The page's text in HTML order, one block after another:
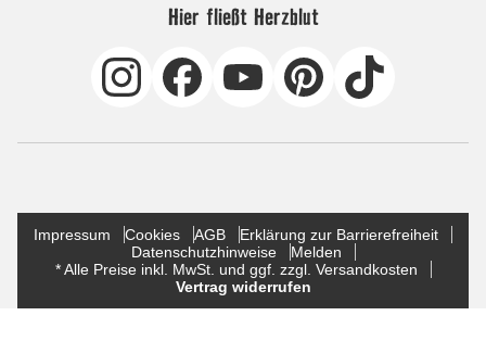
Hier fließt Herzblut
Impressum Cookies AGB
Erklärung zur Barrierefreiheit
Datenschutzhinweise
Melden
* Alle Preise inkl. MwSt. und ggf. zzgl. Versandkosten
Vertrag widerrufen